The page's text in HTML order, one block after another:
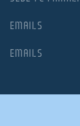
EMAILS
EMAILS